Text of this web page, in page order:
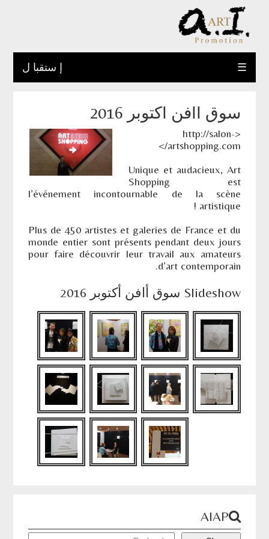
إ ستقبا ل ☰
سوق أافن أكتوبر 2016
<http://salon-
artshopping.com/>
Unique et audacieux, Art
Shopping est
l’événement incontournable de la scène
artistique !
Plus de 450 artistes et galeries de France et du
monde entier sont présents pendant deux jours
pour faire découvrir leur travail aux amateurs
d’art contemporain.
Slideshow سوق أافن أكتوبر 2016
AIAP